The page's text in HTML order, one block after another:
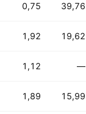
0,75 39,76
1,92 19,62
1,12 —
1,89 15,99